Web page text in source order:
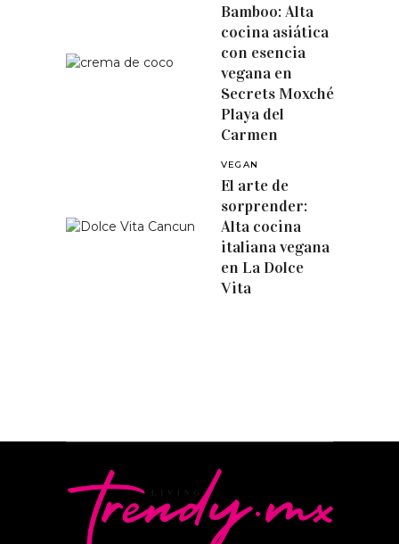
Bamboo: Alta
cocina asiática
con esencia
vegana en
Secrets Moxché
Playa del
Carmen
VEGAN
El arte de
sorprender:
Alta cocina
italiana vegana
en La Dolce
Vita